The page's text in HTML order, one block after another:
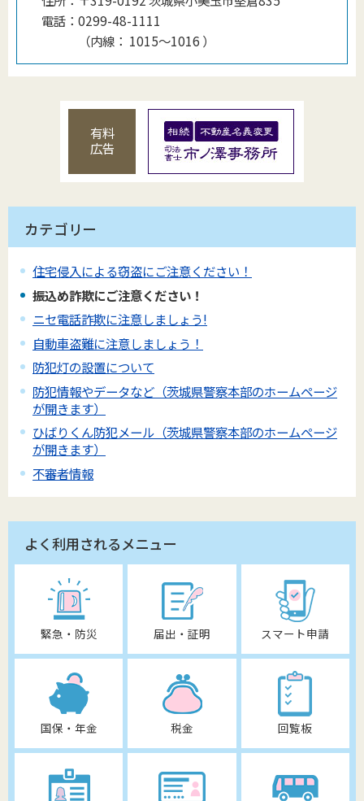
電話： 0299-48-1111
（内線 ： 1015〜1016 ）
有料
広告
カテゴリー
住宅侵入による窃盗にご注意ください！
振込め詐欺にご注意ください！
ニセ電話詐欺に注意しましょう!
自動車盗難に注意しましょう！
防犯灯の設置について
防犯情報やデータなど（茨城県警察本部のホームページ
が開きます）
ひばりくん防犯メール（茨城県警察本部のホームページ
が開きます）
不審者情報
よく利用されるメニュー
緊急・防災 届出・証明 スマート申請
国保・年金 税金 回覧板